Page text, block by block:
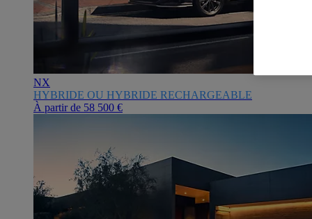
NX
HYBRIDE OU HYBRIDE RECHARGEABLE
À partir de 58 500 €